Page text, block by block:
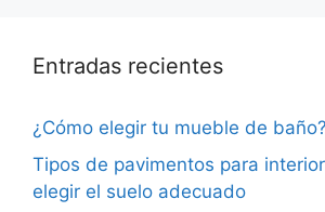
Entradas recientes
¿Cómo elegir tu mueble de baño?
Tipos de pavimentos para
elegir el suelo adecuado